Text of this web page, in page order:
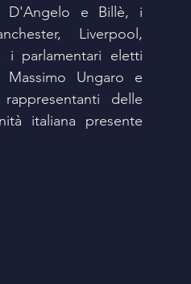
D'Angelo e Billè, i
Liverpool,
i parlamentari eletti
Massimo Ungaro e
delle